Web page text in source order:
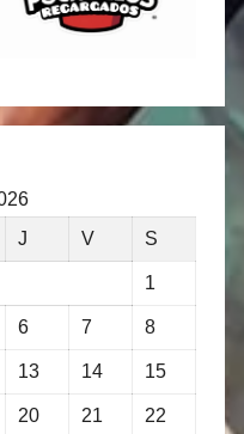
J V S
1
6 7 8
13 14 15
20 21 22